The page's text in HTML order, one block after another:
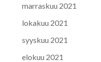
marraskuu 2021
lokakuu 2021
syyskuu 2021
elokuu 2021